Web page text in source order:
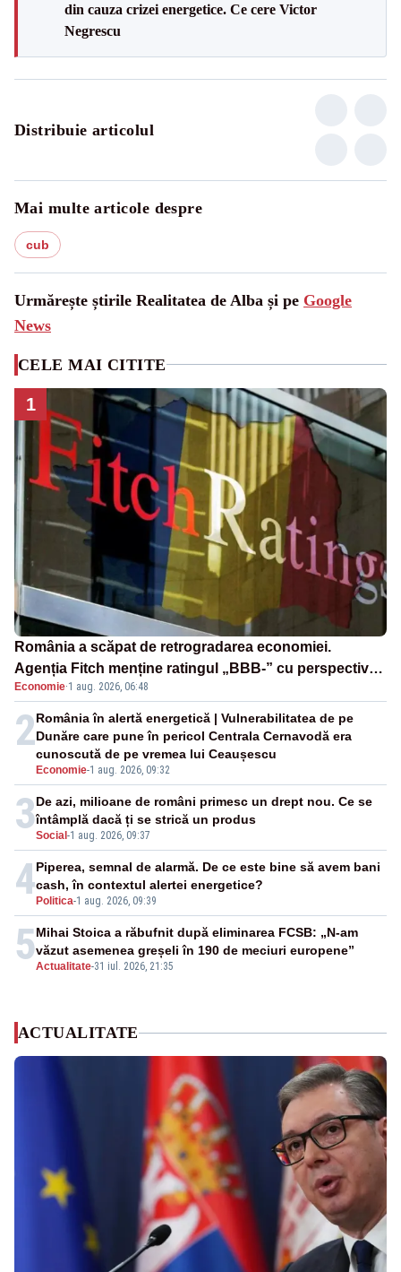
din cauza crizei energetice. Ce cere Victor
Negrescu
Distribuie articolul
Mai multe articole despre
cub
Urmărește știrile Realitatea de Alba și pe Google
News
CELE MAI CITITE
1
România a scăpat de retrogradarea economiei.
Agenția Fitch menține ratingul „BBB-” cu perspectivă
negativă
Economie·1 aug. 2026, 06:48
2
Economie-1 aug. 2026, 09:32
România în alertă energetică | Vulnerabilitatea de pe
Dunăre care pune în pericol Centrala Cernavodă era
cunoscută de pe vremea lui Ceaușescu
3Social -1 aug. 2026, 09:37
De azi, milioane de români primesc un drept nou. Ce se
întâmplă dacă ți se strică un produs
4 Politica-1 aug. 2026, 09:39
Piperea, semnal de alarmă. De ce este bine să avem bani
cash, în contextul alertei energetice?
5Actualitate-31 iul. 2026, 21:35
Mihai Stoica a răbufnit după eliminarea FCSB: „N-am
văzut asemenea greșeli în 190 de meciuri europene”
ACTUALITATE